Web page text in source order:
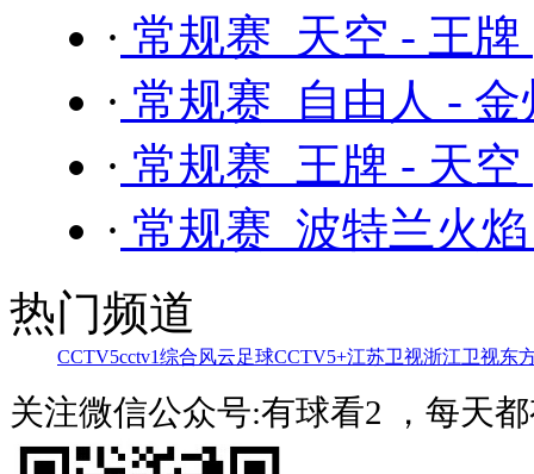
· 常规赛 天空 - 王牌
· 常规赛 自由人 -
· 常规赛 王牌 - 天空
· 常规赛 波特兰火
热门频道
CCTV5cctv1综合风云足球CCTV5+江苏卫视浙江卫视东
关注微信公众号:有球看2 ，每天